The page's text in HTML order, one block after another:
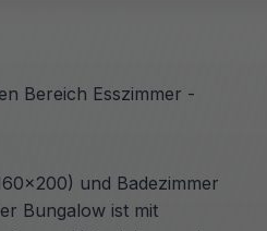
Bereich Esszimmer -
und Badezimmer
Bungalow ist mit